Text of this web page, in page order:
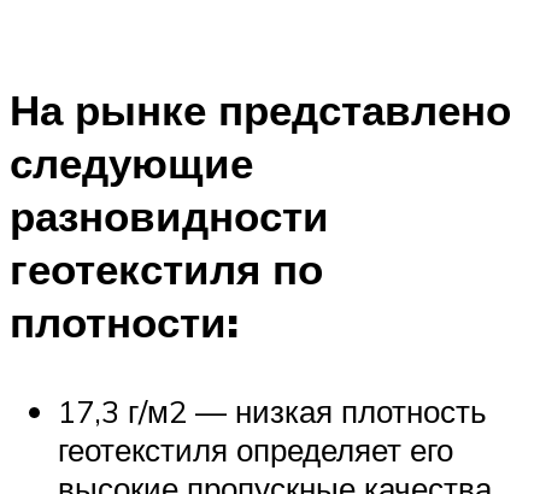
На рынке представлено
следующие
разновидности
геотекстиля по
плотности:
17,3 г/м2 — низкая плотность
геотекстиля определяет его